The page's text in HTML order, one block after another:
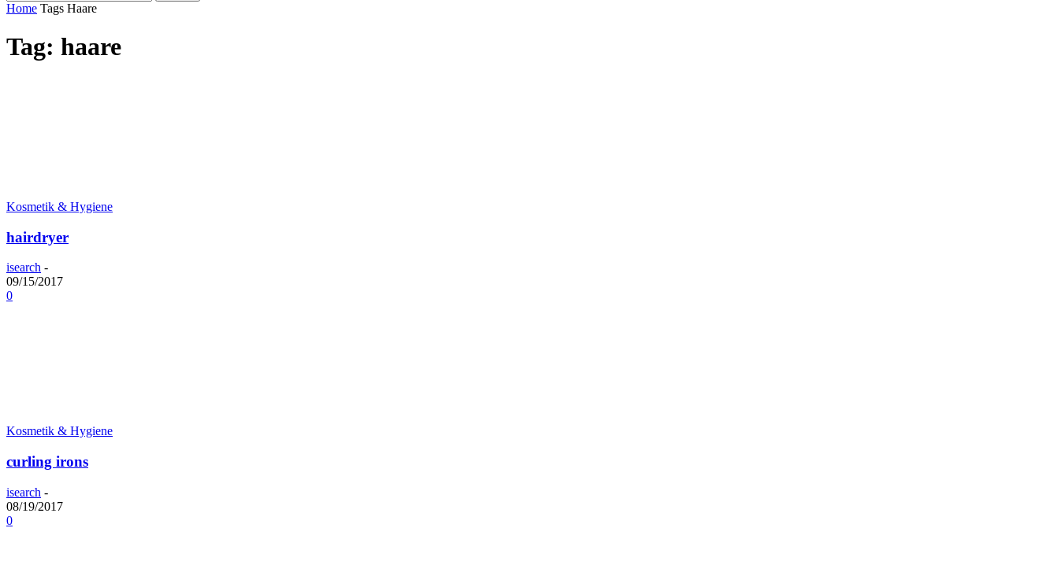
Home Tags Haare
Tag: haare
Kosmetik & Hygiene
hairdryer
isearch -
09/15/2017
0
Kosmetik & Hygiene
curling irons
isearch -
08/19/2017
0